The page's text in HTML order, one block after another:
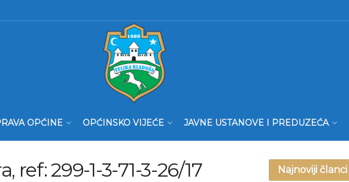
OPĆINE OPĆINSKO VIJEĆE JAVNE USTANOVE I PREDUZEĆA
ref: 299-1-3-71-3-26/17 Najnoviji članci